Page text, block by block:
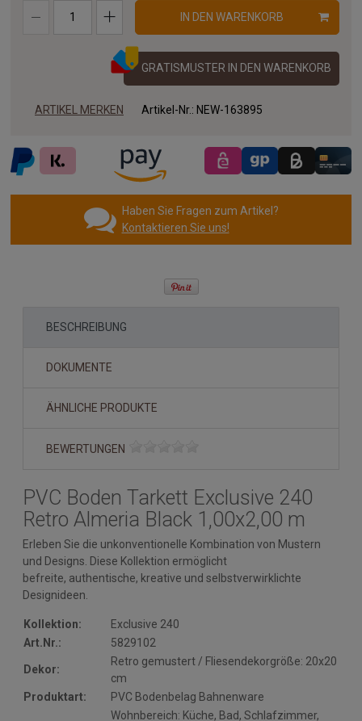
IN DEN WARENKORB
GRATISMUSTER IN DEN WARENKORB
ARTIKEL MERKEN Artikel-Nr.: NEW-163895
Haben Sie Fragen zum Artikel?
Kontaktieren Sie uns!
BESCHREIBUNG
DOKUMENTE
ÄHNLICHE PRODUKTE
BEWERTUNGEN
PVC Boden Tarkett Exclusive 240
Retro Almeria Black 1,00x2,00 m
Erleben Sie die unkonventionelle Kombination von Mustern
und Designs. Diese Kollektion ermöglicht
befreite, authentische, kreative und selbstverwirklichte
Designideen.
Kollektion:
Exclusive 240
Art.Nr.:
5829102
Dekor:
Retro gemustert / Fliesendekorgröße: 20x20
cm
Produktart:
PVC Bodenbelag Bahnenware
Wohnbereich: Küche, Bad, Schlafzimmer,